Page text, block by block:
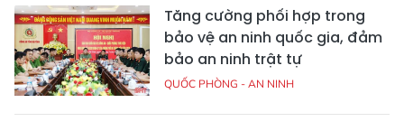
Tăng cường phối hợp trong
bảo vệ an ninh quốc gia, đảm
bảo an ninh trật tự
QUỐC PHÒNG - AN NINH